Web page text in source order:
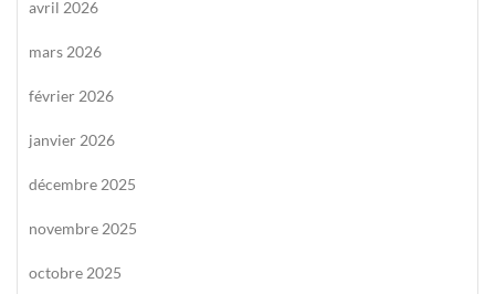
avril 2026
mars 2026
février 2026
janvier 2026
décembre 2025
novembre 2025
octobre 2025